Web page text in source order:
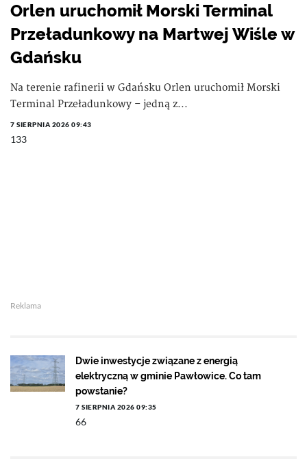
Orlen uruchomił Morski Terminal
Przeładunkowy na Martwej Wiśle w
Gdańsku
Na terenie rafinerii w Gdańsku Orlen uruchomił Morski
Terminal Przeładunkowy – jedną z...
7 SIERPNIA 2026 09:43
133
Reklama
Dwie inwestycje związane z energią
elektryczną w gminie Pawłowice. Co tam
powstanie?
7 SIERPNIA 2026 09:35
66